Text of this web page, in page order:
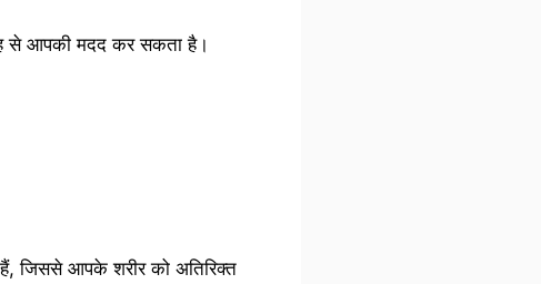
से आपकी मदद कर सकता है।
जिससे आपके शरीर को अतिरिक्त